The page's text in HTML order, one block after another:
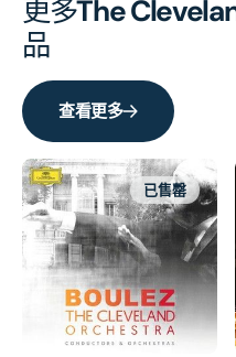
更多The
品
查看更多
已售罄